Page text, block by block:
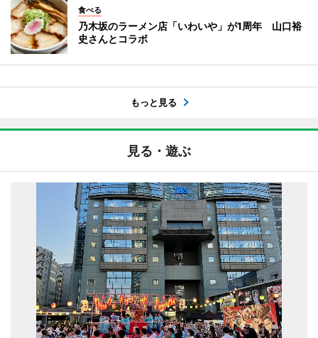
食べる
乃木坂のラーメン店「いわいや」が1周年 山口裕
史さんとコラボ
もっと見る
見る・遊ぶ